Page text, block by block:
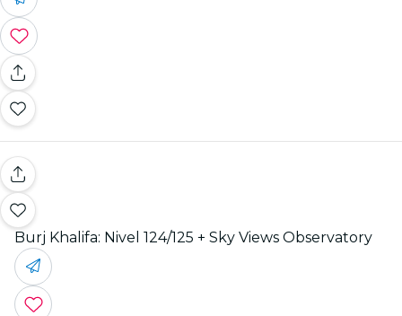
Burj Khalifa: Nivel 124/125 + Sky Views Observatory